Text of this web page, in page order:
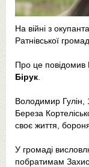
На війні з
Ратнівської
Про це повідомив
Бірук
Володимир
Береза
своє життя,
У громаді
побратимам